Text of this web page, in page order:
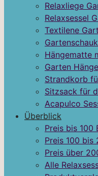
Relaxliege
Relaxsessel
Textilene
Hängematte
Garten
Strandkorb
Sitzsack für
Acapulco
Überblick
Preis bis 100
Preis 100 bis
Preis über
Alle